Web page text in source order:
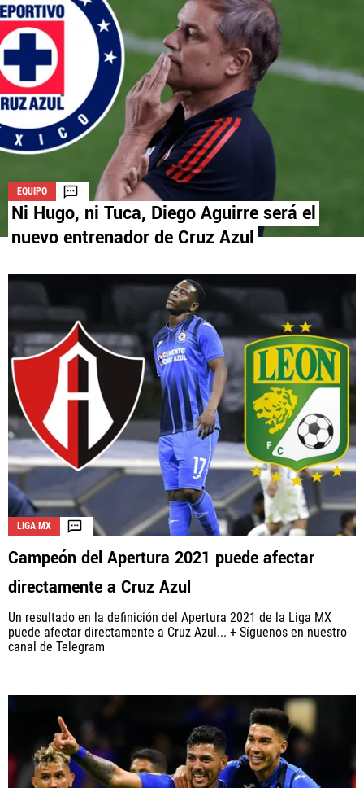
La aceptación de una de las ofertas presentadas en esta página
puede dar lugar a un pago aVamos Azul. Este pago puede influir en
cómo y dónde aparecen los operadores de juego en la página y en el
orden en que aparecen, pero no influye en nuestras evaluaciones.
EQUIPO
Ni Hugo, ni Tuca, Diego Aguirre será el
nuevo entrenador de Cruz Azul
LIGA MX
Campeón del Apertura 2021 puede afectar
directamente a Cruz Azul
Un resultado en la definición del Apertura 2021 de la Liga MX
puede afectar directamente a Cruz Azul... + Síguenos en nuestro
canal de Telegram